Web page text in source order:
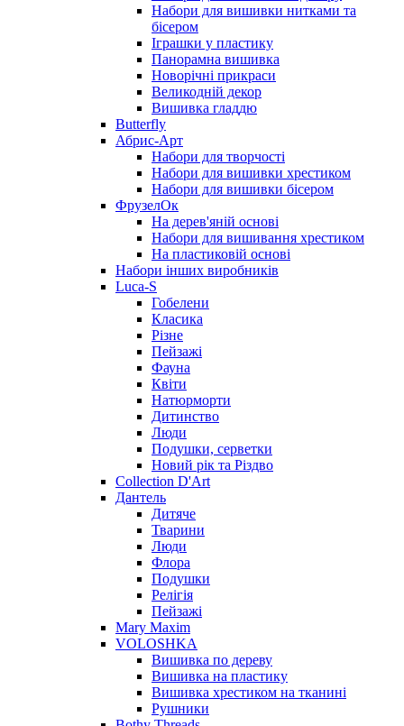
Набори для вишивки нитками та
бісером
Іграшки у пластику
Панорамна вишивка
Новорічні прикраси
Великодній декор
Вишивка гладдю
Butterfly
Абрис-Арт
Набори для творчості
Набори для вишивки хрестиком
Набори для вишивки бісером
ФрузелОк
На дерев'яній основі
Набори для вишивання хрестиком
На пластиковій основі
Набори інших виробників
Luca-S
Гобелени
Класика
Різне
Пейзажі
Фауна
Квіти
Натюрморти
Дитинство
Люди
Подушки, серветки
Новий рік та Різдво
Collection D'Art
Дантель
Дитяче
Тварини
Люди
Флора
Подушки
Релігія
Пейзажі
Mary Maxim
VOLOSHKA
Вишивка по дереву
Вишивка на пластику
Вишивка хрестиком на тканині
Рушники